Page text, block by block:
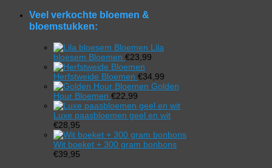
Veel verkochte bloemen &
bloemstukken:
Lila
bloesem Bloemen €23,99
Herfstweide Bloemen €34,99
Golden
Hour Bloemen €22,99
Luxe paasbloemen geel en wit
€28,95
Wit boeket + 300 gram bonbons
€39,95